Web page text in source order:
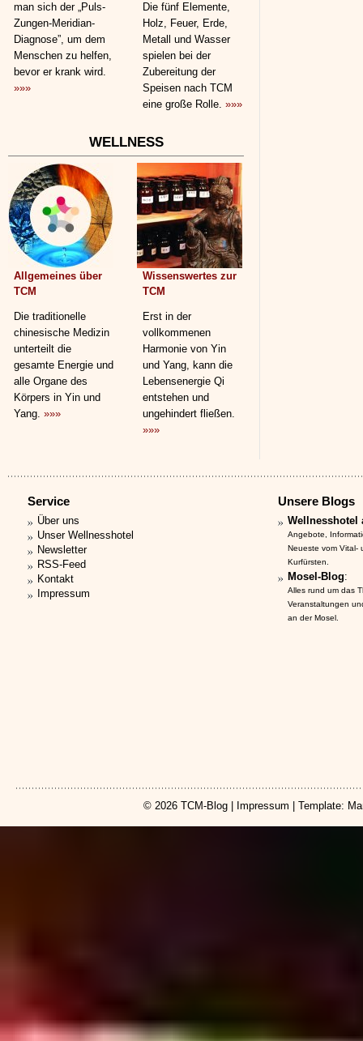
man sich der „Puls-
Zungen-Meridian-
Diagnose”, um dem
Menschen zu helfen,
bevor er krank wird.
»»»
Die fünf Elemente,
Holz, Feuer, Erde,
Metall und Wasser
spielen bei der
Zubereitung der
Speisen nach TCM
eine große Rolle. »»»
WELLNESS
Allgemeines über
TCM
Die traditionelle
chinesische Medizin
unterteilt die
gesamte Energie und
alle Organe des
Körpers in Yin und
Yang. »»»
Wissenswertes zur
TCM
Erst in der
vollkommenen
Harmonie von Yin
und Yang, kann die
Lebensenergie Qi
entstehen und
ungehindert fließen.
»»»
Service
Über uns
Unser Wellnesshotel
Newsletter
RSS-Feed
Kontakt
Impressum
Unsere Blogs
Wellnesshotel
Angebote,
Neueste vom Vital-
Kurfürsten.
Mosel-Blog:
Alles rund um das
Veranstaltungen
an der Mosel.
© 2026 TCM-Blog| Impressum | Template: